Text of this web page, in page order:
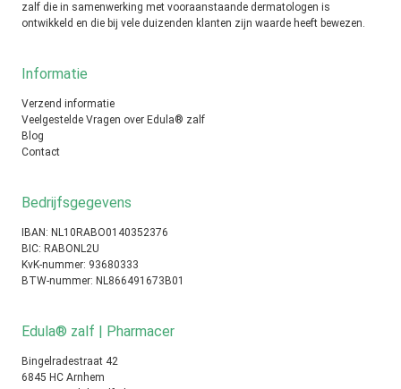
zalf die in samenwerking met vooraanstaande dermatologen is
ontwikkeld en die bij vele duizenden klanten zijn waarde heeft bewezen.
Informatie
Verzend informatie
Veelgestelde Vragen over Edula® zalf
Blog
Contact
Bedrijfsgegevens
IBAN: NL10RABO0140352376
BIC: RABONL2U
KvK-nummer: 93680333
BTW-nummer: NL866491673B01
Edula® zalf | Pharmacer
Bingelradestraat 42
6845 HC Arnhem